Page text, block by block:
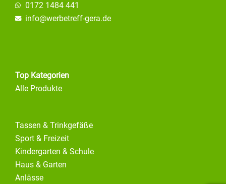
0172 1484 441
info@werbetreff-gera.de
Top Kategorien
Alle Produkte
Tassen & Trinkgefäße
Sport & Freizeit
Kindergarten & Schule
Haus & Garten
Anlässe